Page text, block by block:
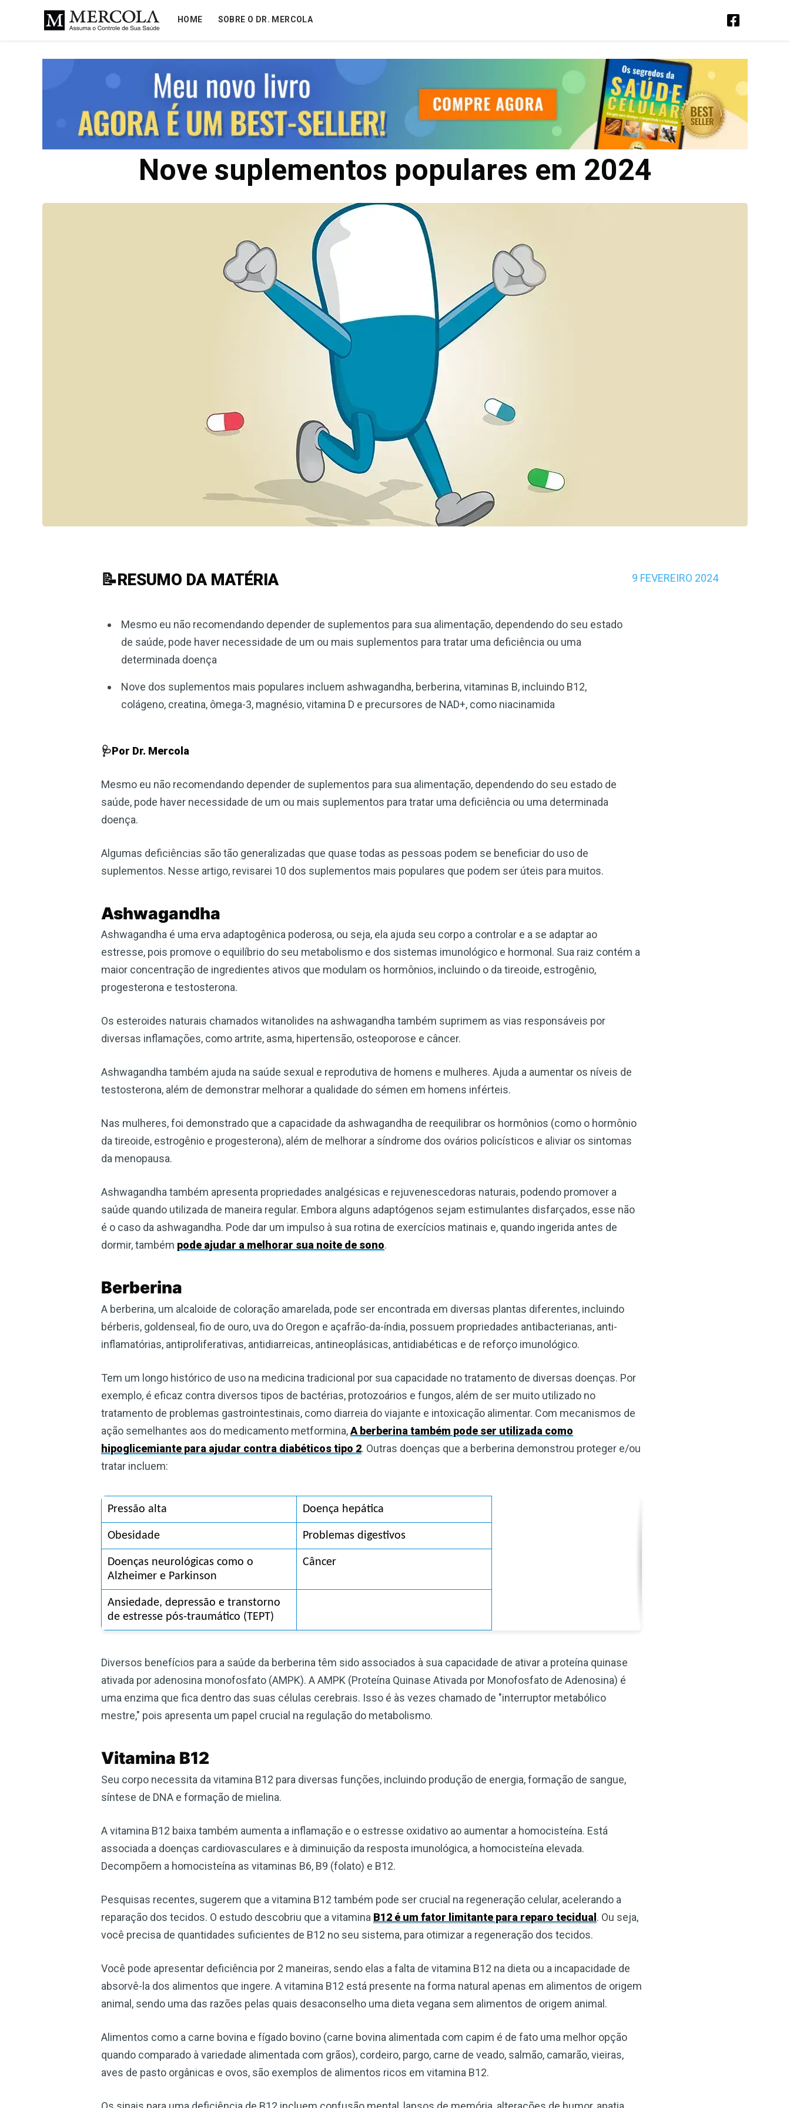
HOME SOBRE O DR. MERCOLA
Nove suplementos populares em 2024
9 FEVEREIRO 2024
📝RESUMO DA MATÉRIA
Mesmo eu não recomendando depender de suplementos para sua alimentação, dependendo do seu estado
de saúde, pode haver necessidade de um ou mais suplementos para tratar uma deficiência ou uma
determinada doença
Nove dos suplementos mais populares incluem ashwagandha, berberina, vitaminas B, incluindo B12,
colágeno, creatina, ômega-3, magnésio, vitamina D e precursores de NAD+, como niacinamida
🩺Por Dr. Mercola
Mesmo eu não recomendando depender de suplementos para sua alimentação, dependendo do seu estado de
saúde, pode haver necessidade de um ou mais suplementos para tratar uma deficiência ou uma determinada
doença.
Algumas deficiências são tão generalizadas que quase todas as pessoas podem se beneficiar do uso de
suplementos. Nesse artigo, revisarei 10 dos suplementos mais populares que podem ser úteis para muitos.
Ashwagandha
Ashwagandha é uma erva adaptogênica poderosa, ou seja, ela ajuda seu corpo a controlar e a se adaptar ao
estresse, pois promove o equilíbrio do seu metabolismo e dos sistemas imunológico e hormonal. Sua raiz contém a
maior concentração de ingredientes ativos que modulam os hormônios, incluindo o da tireoide, estrogênio,
progesterona e testosterona.
Os esteroides naturais chamados witanolides na ashwagandha também suprimem as vias responsáveis ​​por
diversas inflamações, como artrite, asma, hipertensão, osteoporose e câncer.
Ashwagandha também ajuda na saúde sexual e reprodutiva de homens e mulheres. Ajuda a aumentar os níveis de
testosterona, além de demonstrar melhorar a qualidade do sémen em homens inférteis.
Nas mulheres, foi demonstrado que a capacidade da ashwagandha de reequilibrar os hormônios (como o hormônio
da tireoide, estrogênio e progesterona), além de melhorar a síndrome dos ovários policísticos e aliviar os sintomas
da menopausa.
Ashwagandha também apresenta propriedades analgésicas e rejuvenescedoras naturais, podendo promover a
saúde quando utilizada de maneira regular. Embora alguns adaptógenos sejam estimulantes disfarçados, esse não
é o caso da ashwagandha. Pode dar um impulso à sua rotina de exercícios matinais e, quando ingerida antes de
dormir, também pode ajudar a melhorar sua noite de sono.
Berberina
A berberina, um alcaloide de coloração amarelada, pode ser encontrada em diversas plantas diferentes, incluindo
bérberis, goldenseal, fio de ouro, uva do Oregon e açafrão-da-índia, possuem propriedades antibacterianas, anti-
inflamatórias, antiproliferativas, antidiarreicas, antineoplásicas, antidiabéticas e de reforço imunológico.
Tem um longo histórico de uso na medicina tradicional por sua capacidade no tratamento de diversas doenças. Por
exemplo, é eficaz contra diversos tipos de bactérias, protozoários e fungos, além de ser muito utilizado no
tratamento de problemas gastrointestinais, como diarreia do viajante e intoxicação alimentar. Com mecanismos de
ação semelhantes aos do medicamento metformina,A berberina também pode ser utilizada como
hipoglicemiante para ajudar contra diabéticos tipo 2. Outras doenças que a berberina demonstrou proteger e/ou
tratar incluem:
Pressão alta Doença hepática
Obesidade Problemas digestivos
Doenças neurológicas como o
Alzheimer e Parkinson
Câncer
Ansiedade, depressão e transtorno
de estresse pós-traumático (TEPT)
Diversos benefícios para a saúde da berberina têm sido associados à sua capacidade de ativar a proteína quinase
ativada por adenosina monofosfato (AMPK). A AMPK (Proteína Quinase Ativada por Monofosfato de Adenosina) é
uma enzima que fica dentro das suas células cerebrais. Isso é às vezes chamado de "interruptor metabólico
mestre," pois apresenta um papel crucial na regulação do metabolismo.
Vitamina B12
Seu corpo necessita da vitamina B12 para diversas funções, incluindo produção de energia, formação de sangue,
síntese de DNA e formação de mielina.
A vitamina B12 baixa também aumenta a inflamação e o estresse oxidativo ao aumentar a homocisteína. Está
associada a doenças cardiovasculares e à diminuição da resposta imunológica, a homocisteína elevada.
Decompõem a homocisteína as vitaminas B6, B9 (folato) e B12.
Pesquisas recentes, sugerem que a vitamina B12 também pode ser crucial na regeneração celular, acelerando a
reparação dos tecidos. O estudo descobriu que a vitamina B12 é um fator limitante para reparo tecidual. Ou seja,
você precisa de quantidades suficientes de B12 no seu sistema, para otimizar a regeneração dos tecidos.
Você pode apresentar deficiência por 2 maneiras, sendo elas a falta de vitamina B12 na dieta ou a incapacidade de
absorvê-la dos alimentos que ingere. A vitamina B12 está presente na forma natural apenas em alimentos de origem
animal, sendo uma das razões pelas quais desaconselho uma dieta vegana sem alimentos de origem animal.
Alimentos como a carne bovina e fígado bovino (carne bovina alimentada com capim é de fato uma melhor opção
quando comparado à variedade alimentada com grãos), cordeiro, pargo, carne de veado, salmão, camarão, vieiras,
aves de pasto orgânicas e ovos, são exemplos de alimentos ricos em vitamina B12.
×
Escreva-se para receber #1 boletim
informativo de saúde natural DE
Receba acesso ilimitado às melhores informações de saúde,
sem censura ou vigilância eletrônica.
Confira nossa política de privacidade